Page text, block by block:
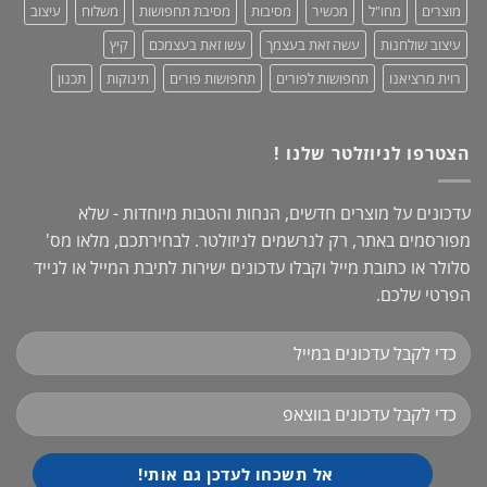
מוצרים
מחו"ל מכשיר מסיבות מסיבת תחפושות משלוח
עיצוב
עיצוב שולחנות
עשה זאת בעצמך עשו זאת בעצמכם
קיץ
רוית מרציאנו
תחפושות לפורים תחפושות פורים תינוקות תכנון
הצטרפו לניוזלטר שלנו !
עדכונים על מוצרים חדשים, הנחות והטבות מיוחדות - שלא
מפורסמים באתר, רק לנרשמים לניזולטר. לבחירתכם, מלאו מס'
סלולר או כתובת מייל וקבלו עדכונים ישירות לתיבת המייל או לנייד
הפרטי שלכם.